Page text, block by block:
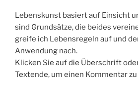
Lebenskunst basiert auf Einsicht
sind Grundsätze, die beides
greife ich Lebensregeln auf und
Anwendung nach.
Klicken Sie auf die Überschrift
Textende, um einen Kommentar